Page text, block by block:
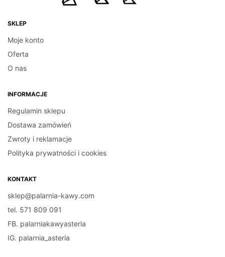
SKLEP
Moje konto
Oferta
O nas
INFORMACJE
Regulamin sklepu
Dostawa zamówień
Zwroty i reklamacje
Polityka prywatności i cookies
KONTAKT
sklep@palarnia-kawy.com
tel. 571 809 091
FB. palarniakawyasteria
IG. palarnia_asteria